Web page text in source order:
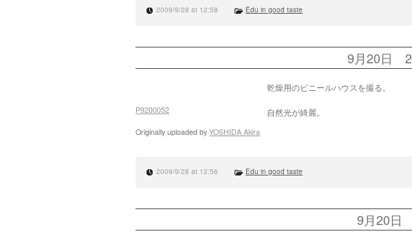
2009/9/28 at 12:58 Edu in good taste
9月20日 2
P9200052
Originally uploaded by YOSHIDA Akira
乾燥用のビニールハウスを撮る。
自然光が綺麗。
2009/9/28 at 12:56 Edu in good taste
9月20日